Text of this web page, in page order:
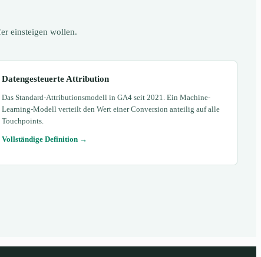
einsteigen wollen.
Datengesteuerte Attribution
Das Standard-Attributionsmodell in GA4 seit 2021. Ein Machine-
Learning-Modell verteilt den Wert einer Conversion anteilig auf alle
Touchpoints.
Vollständige Definition →